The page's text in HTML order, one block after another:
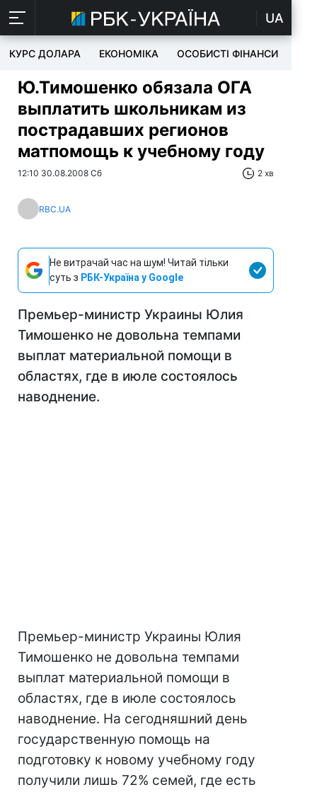
UA
КУРС ДОЛАРА ЕКОНОМІКА ОСОБИСТІ ФІНАНСИ
Ю.Тимошенко обязала ОГА
выплатить школьникам из
пострадавших регионов
матпомощь к учебному году
12:10 30.08.2008 Сб 2 хв
RBC.UA
Не витрачай час на шум! Читай тільки
суть з РБК-Україна у Google
Премьер-министр Украины Юлия
Тимошенко не довольна темпами
выплат материальной помощи в
областях, где в июле состоялось
наводнение.
Премьер-министр Украины Юлия
Тимошенко не довольна темпами
выплат материальной помощи в
областях, где в июле состоялось
наводнение. На сегодняшний день
государственную помощь на
подготовку к новому учебному году
получили лишь 72% семей, где есть